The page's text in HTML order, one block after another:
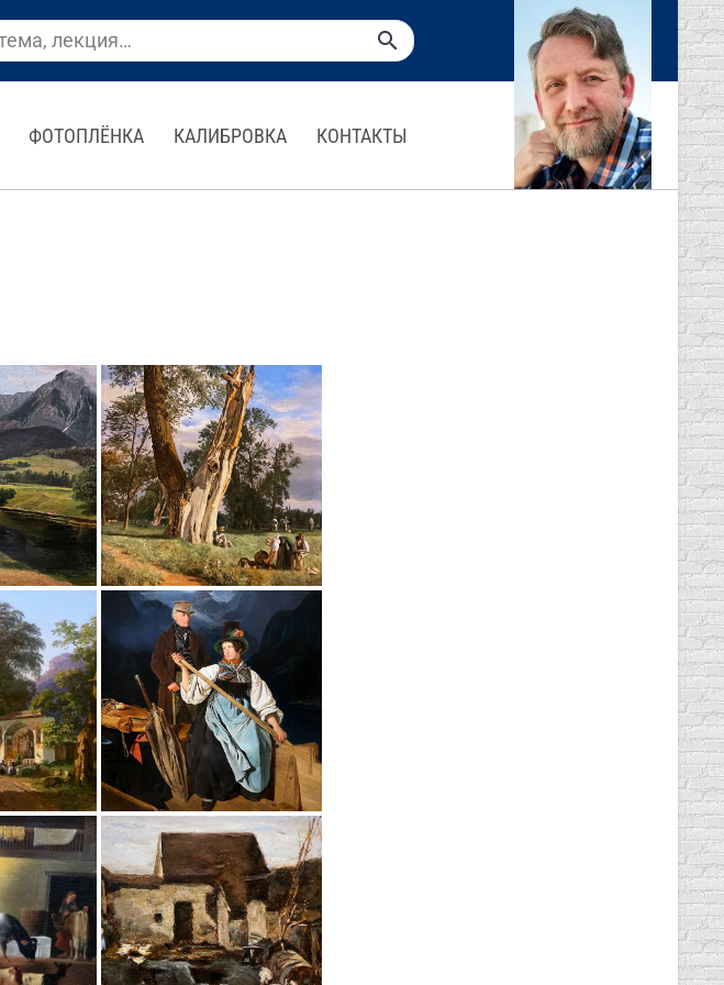
ФОТОПЛЁНКА КАЛИБРОВКА КОНТАКТЫ